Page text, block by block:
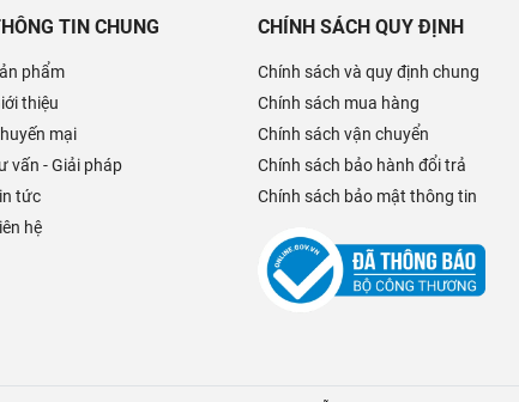
TIN CHUNG
phẩm
thiệu
mại
vấn - Giải pháp
tức
hệ
CHÍNH SÁCH QUY ĐỊNH
Chính sách và quy định chung
Chính sách mua hàng
Chính sách vận chuyển
Chính sách bảo hành đổi trả
Chính sách bảo mật thông tin